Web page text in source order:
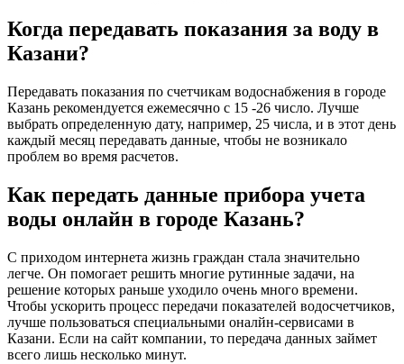
Когда передавать показания за воду в
Казани?
Передавать показания по счетчикам водоснабжения в городе
Казань рекомендуется ежемесячно с 15 -26 число. Лучше
выбрать определенную дату, например, 25 числа, и в этот день
каждый месяц передавать данные, чтобы не возникало
проблем во время расчетов.
Как передать данные прибора учета
воды онлайн в городе Казань?
С приходом интернета жизнь граждан стала значительно
легче. Он помогает решить многие рутинные задачи, на
решение которых раньше уходило очень много времени.
Чтобы ускорить процесс передачи показателей водосчетчиков,
лучше пользоваться специальными оналйн-сервисами в
Казани. Если на сайт компании, то передача данных займет
всего лишь несколько минут.